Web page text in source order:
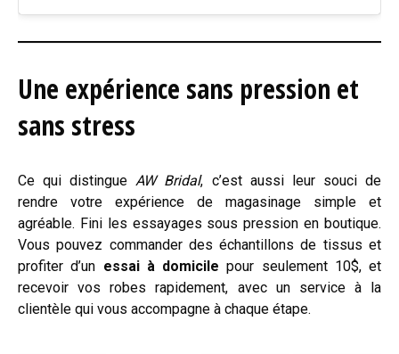
Une expérience sans pression et
sans stress
Ce qui distingueAW Bridal, c’est aussi leur souci de
rendre votre expérience de magasinage simple et
agréable. Fini les essayages sous pression en boutique.
Vous pouvez commander des échantillons de tissus et
profiter d’un essai à domicilepour seulement 10$, et
recevoir vos robes rapidement, avec un service à la
clientèle qui vous accompagne à chaque étape.